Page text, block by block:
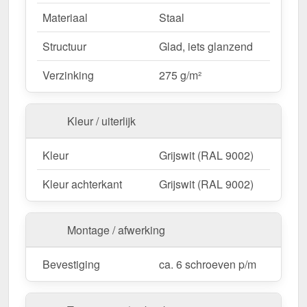
vermindert afval.
Ideaal voor de volgende toepassingen:
Afwerking van hoeken en gevels
Bescherming en visuele afwerking voor
buitenranden.
Bekleding & afdekkingen
uiterlijk voor wandsystemen.
Werkplaatsen & productiehallen– Stootvaste
bescherming voor industriële gebouwen.
Tuinhuisjes & carports – Effectieve
weerbestendige kantenbandoplossing voor hout-
en metaalconstructies.
Agrarische gebouwen– Duurzame
bescherming voor stallen & machinehallen.
Materiaal
Staal
Structuur
Glad, iets glanzend
Verzinking
275 g/m²
Kleur / uiterlijk
Kleur
Grijswit (RAL 9002)
Kleur achterkant
Grijswit (RAL 9002)
Montage / afwerking
Bevestiging ca. 6 schroeven p/m